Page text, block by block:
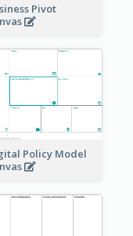
Pivot
Policy Model